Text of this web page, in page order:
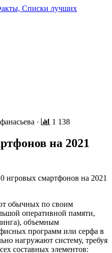
· 1 138
на 2021
игровых смартфонов на 2021
обычных по своим
оперативной памяти,
объемным
программ или серфа в
нагружают систему, требуя
составных элементов: